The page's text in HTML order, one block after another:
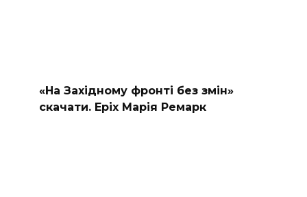
«На Західному фронті без змін»
скачати. Еріх Марія Ремарк